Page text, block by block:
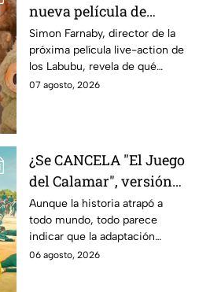
nueva película de
Labubu: de qué tratará
y cuándo se estrena
Simon Farnaby, director de la
próxima película live-action de
los Labubu, revela de qué
tratará la cinta. Aquí te
07 agosto, 2026
¿Se CANCELA "El Juego
del Calamar", versión
Estados Unidos? Esto
es lo que se sabe al
momento
Aunque la historia atrapó a
todo mundo, todo parece
indicar que la adaptación
podría ser cancelada:
06 agosto, 2026